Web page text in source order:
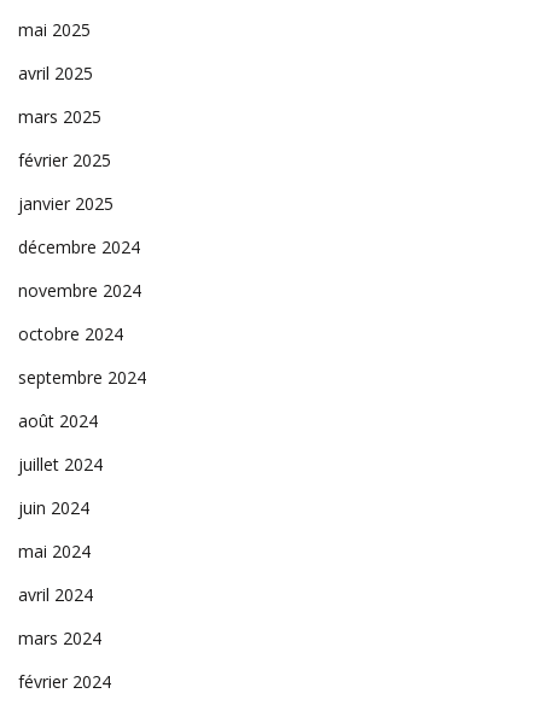
mai 2025
avril 2025
mars 2025
février 2025
janvier 2025
décembre 2024
novembre 2024
octobre 2024
septembre 2024
août 2024
juillet 2024
juin 2024
mai 2024
avril 2024
mars 2024
février 2024